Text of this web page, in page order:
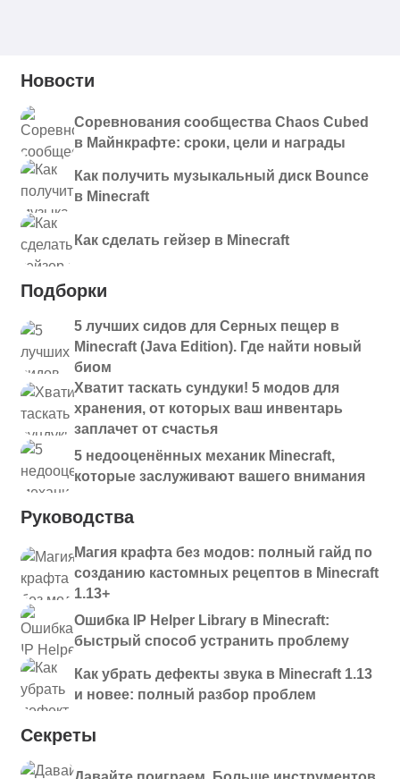
Новости
Соревнования сообщества Chaos Cubed
в Майнкрафте: сроки, цели и награды
Как получить музыкальный диск Bounce
в Minecraft
Как сделать гейзер в Minecraft
Подборки
5 лучших сидов для Серных пещер в
Minecraft (Java Edition). Где найти новый
биом
Хватит таскать сундуки! 5 модов для
хранения, от которых ваш инвентарь
заплачет от счастья
5 недооценённых механик Minecraft,
которые заслуживают вашего внимания
Руководства
Магия крафта без модов: полный гайд по
созданию кастомных рецептов в Minecraft
1.13+
Ошибка IP Helper Library в Minecraft:
быстрый способ устранить проблему
Как убрать дефекты звука в Minecraft 1.13
и новее: полный разбор проблем
Секреты